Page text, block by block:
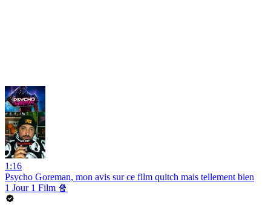
1:16
Psycho Goreman, mon avis sur ce film quitch mais tellement bien
1 Jour 1 Film 🍿